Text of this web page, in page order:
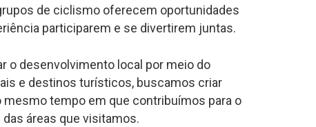
de ciclismo oferecem oportunidades
participarem e se divertirem juntas.
o desenvolvimento local por meio do
e destinos turísticos, buscamos criar
tempo em que contribuímos para o
áreas que visitamos.